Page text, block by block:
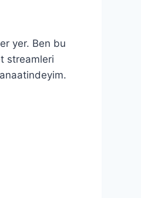
yer. Ben bu
streamleri